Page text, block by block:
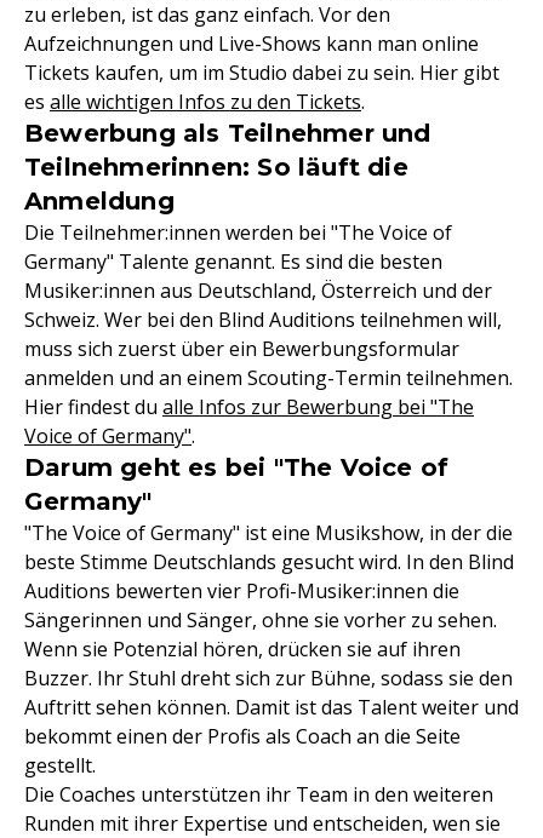
zu erleben, ist das ganz einfach. Vor den
Aufzeichnungen und Live-Shows kann man online
Tickets kaufen, um im Studio dabei zu sein. Hier gibt
es alle wichtigen Infos zu den Tickets.
Bewerbung als Teilnehmer und
Teilnehmerinnen: So läuft die
Anmeldung
Die Teilnehmer:innen werden bei "The Voice of
Germany" Talente genannt. Es sind die besten
Musiker:innen aus Deutschland, Österreich und der
Schweiz. Wer bei den Blind Auditions teilnehmen will,
muss sich zuerst über ein Bewerbungsformular
anmelden und an einem Scouting-Termin teilnehmen.
Hier findest du alle Infos zur Bewerbung bei "The
Voice of Germany".
Darum geht es bei "The Voice of
Germany"
"The Voice of Germany" ist eine Musikshow, in der die
beste Stimme Deutschlands gesucht wird. In den Blind
Auditions bewerten vier Profi-Musiker:innen die
Sängerinnen und Sänger, ohne sie vorher zu sehen.
Wenn sie Potenzial hören, drücken sie auf ihren
Buzzer. Ihr Stuhl dreht sich zur Bühne, sodass sie den
Auftritt sehen können. Damit ist das Talent weiter und
bekommt einen der Profis als Coach an die Seite
gestellt.
Die Coaches unterstützen ihr Team in den weiteren
Runden mit ihrer Expertise und entscheiden, wen sie